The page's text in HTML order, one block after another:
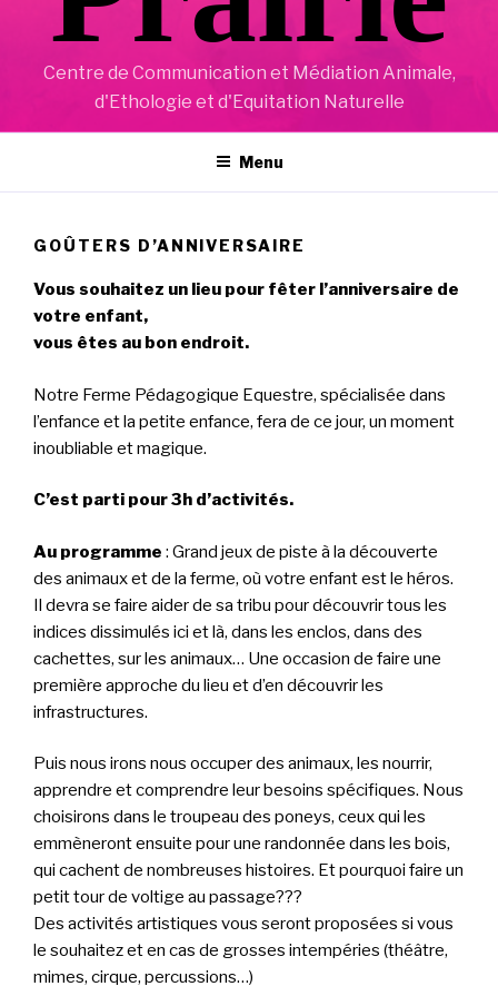
Centre de Communication et Médiation Animale,
d'Ethologie et d'Equitation Naturelle
Menu
GOÛTERS D’ANNIVERSAIRE
Vous souhaitez un lieu pour fêter l’anniversaire de
votre enfant,
vous êtes au bon endroit.
Notre Ferme Pédagogique Equestre, spécialisée dans
l’enfance et la petite enfance, fera de ce jour, un moment
inoubliable et magique.
C’est parti pour 3h d’activités.
Au programme : Grand jeux de piste à la découverte
des animaux et de la ferme, où votre enfant est le héros.
Il devra se faire aider de sa tribu pour découvrir tous les
indices dissimulés ici et là, dans les enclos, dans des
cachettes, sur les animaux… Une occasion de faire une
première approche du lieu et d’en découvrir les
infrastructures.
Puis nous irons nous occuper des animaux, les nourrir,
apprendre et comprendre leur besoins spécifiques. Nous
choisirons dans le troupeau des poneys, ceux qui les
emmèneront ensuite pour une randonnée dans les bois,
qui cachent de nombreuses histoires. Et pourquoi faire un
petit tour de voltige au passage???
Des activités artistiques vous seront proposées si vous
le souhaitez et en cas de grosses intempéries (théâtre,
mimes, cirque, percussions…)